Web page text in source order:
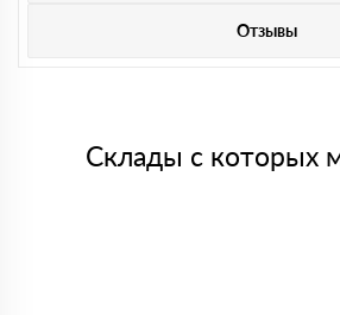
Отзывы
Склады с которых